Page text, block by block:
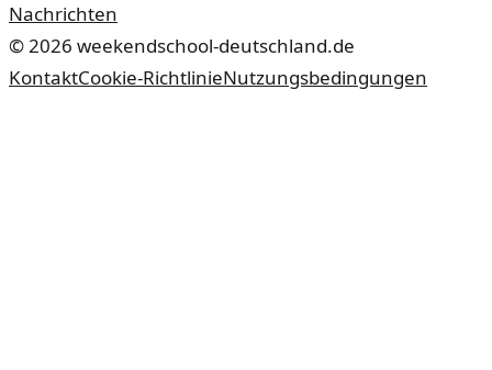
Nachrichten
©2026 weekendschool-deutschland.de
KontaktCookie-RichtlinieNutzungsbedingungen